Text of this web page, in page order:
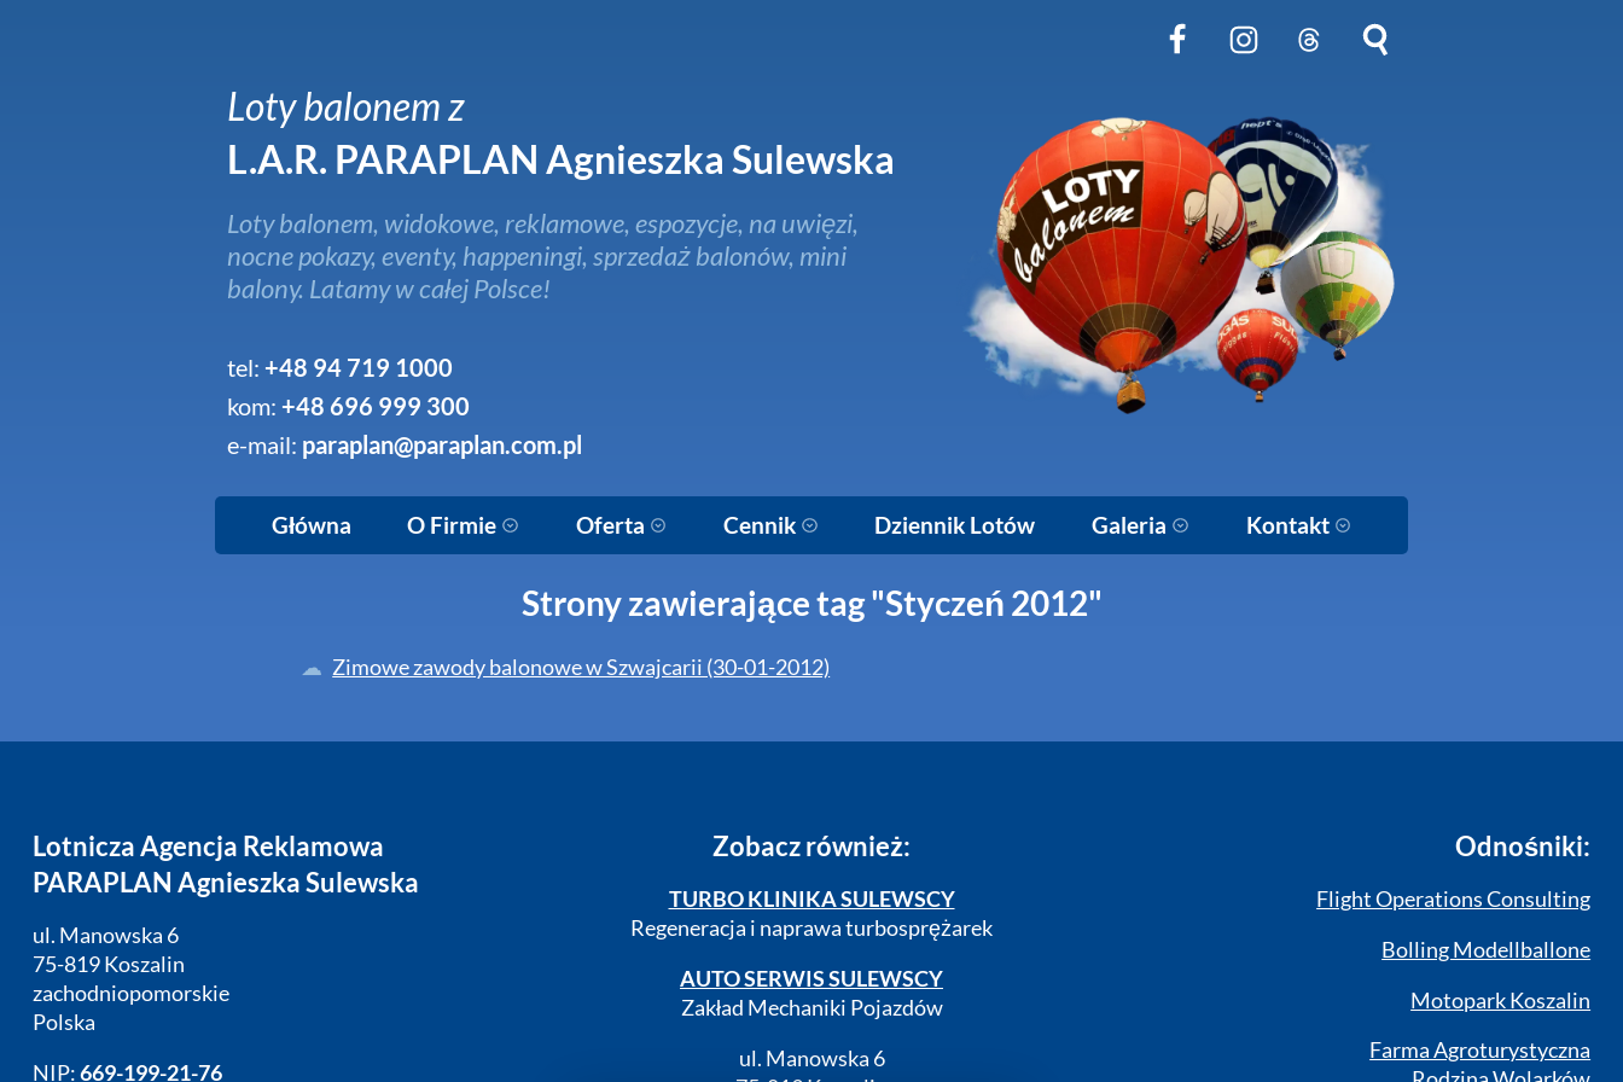
Loty balonem z
L.A.R. PARAPLAN Agnieszka Sulewska
Loty balonem, widokowe, reklamowe, espozycje, na uwięzi,
nocne pokazy, eventy, happeningi, sprzedaż balonów, mini
balony. Latamy w całej Polsce!
tel: +48 94 719 1000
kom: +48 696 999 300
e-mail: paraplan@paraplan.com.pl
Główna O Firmie Oferta Cennik Dziennik Lotów Galeria Kontakt
Strony zawierające tag "Styczeń 2012"
Zimowe zawody balonowe w Szwajcarii (30-01-2012)
Lotnicza Agencja Reklamowa
PARAPLAN Agnieszka Sulewska
ul. Manowska 6
75-819 Koszalin
zachodniopomorskie
Polska
NIP:669-199-21-76
Zobacz również:
TURBO KLINIKA SULEWSCY
Regeneracja i naprawa turbosprężarek
AUTO SERWIS SULEWSCY
Zakład Mechaniki Pojazdów
ul. Manowska 6
Odnośniki:
Flight Operations Consulting
Bolling Modellballone
Motopark Koszalin
Farma Agroturystyczna